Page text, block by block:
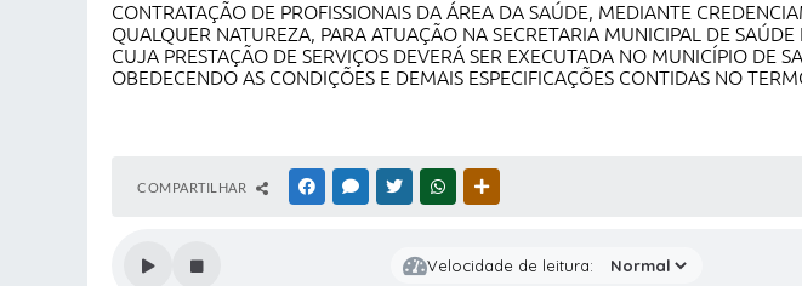
CONTRATAÇÃO DE PROFISSIONAIS DA ÁREA DA SAÚDE, MEDIANTE
QUALQUER NATUREZA, PARA ATUAÇÃO NA SECRETARIA MUNICIPAL DE
CUJA PRESTAÇÃO DE SERVIÇOS DEVERÁ SER EXECUTADA NO MUNICÍPIO DE
OBEDECENDO AS CONDIÇÕES E DEMAIS ESPECIFICAÇÕES CONTIDAS NO
COMPARTILHAR FACEBOOKMESSENGER
TWITTERWHATSAPP
Velocidade de leitura: